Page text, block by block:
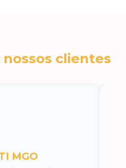
clientes
MGO